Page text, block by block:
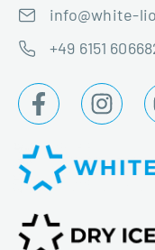
info@white-
+49 6151